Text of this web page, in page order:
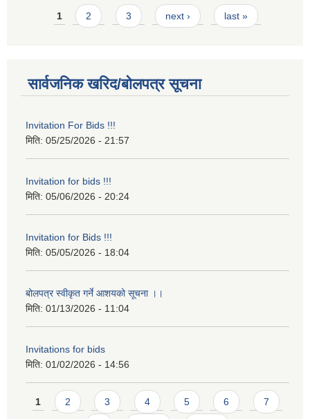
Pages
1 2 3 next › last »
सार्वजनिक खरिद/बोलपत्र सूचना
Invitation For Bids !!!
मिति: 05/25/2026 - 21:57
Invitation for bids !!!
मिति: 05/06/2026 - 20:24
Invitation for Bids !!!
मिति: 05/05/2026 - 18:04
बोलपत्र स्वीकृत गर्ने आशयको सूचना ।।
मिति: 01/13/2026 - 11:04
Invitations for bids
मिति: 01/02/2026 - 14:56
Pages
1 2 3 4 5 6 7